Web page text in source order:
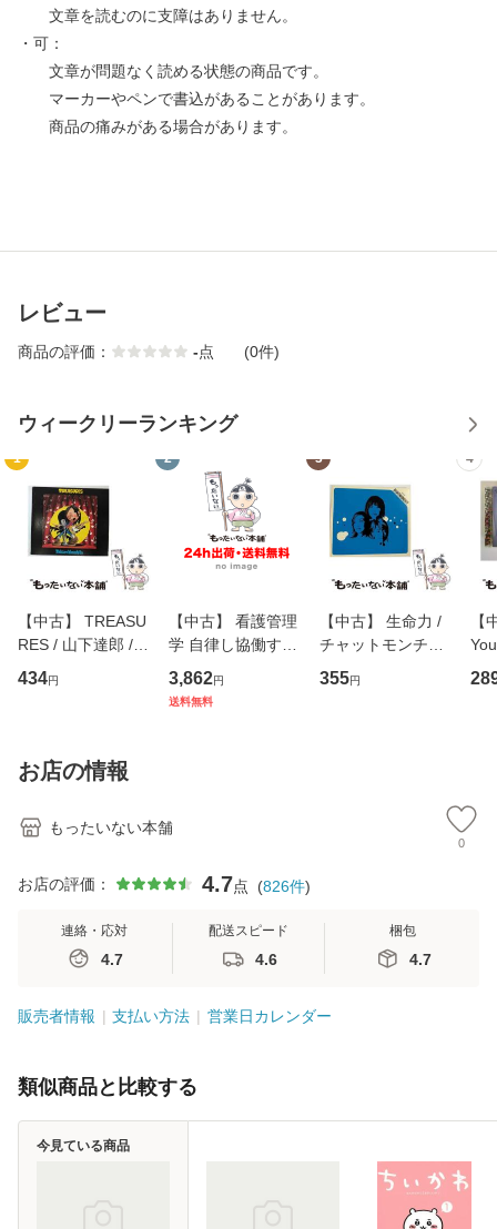
文章を読むのに支障はありません。
・可：
文章が問題なく読める状態の商品です。
マーカーやペンで書込があることがあります。
商品の痛みがある場合があります。
レビュー
商品の評価： -点 (0件)
ウィークリーランキング
1
【中古】 TREASU
RES / 山下達郎 /
イーストウエス
ト・ジャパン [CD]
434円
2
【中古】 看護管理
学 自律し協働する
専門職の看護マネ
ジメントスキル 改
3,862円
送料無料
3
【中古】 生命力 /
チャットモンチー /
キューンレコード
[CD]【メール便送
355円
4
【
のが
お店の情報
もったいない本舗
0
お店の評価： 4.7点 (826件)
連絡・応対
4.7
配送スピード
4.6
梱包
4.7
販売者情報 支払い方法 営業日カレンダー
類似商品と比較する
今見ている商品